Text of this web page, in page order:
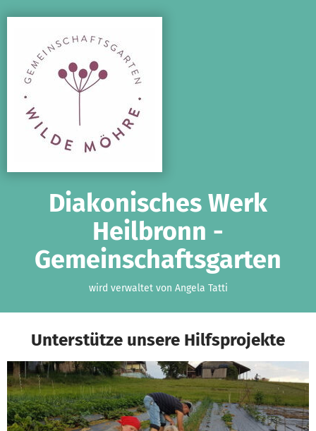
Diakonisches Werk
Heilbronn -
Gemeinschaftsgarten
wird verwaltet von Angela Tatti
Unterstütze unsere Hilfsprojekte